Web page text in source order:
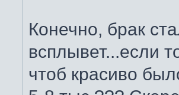
Конечно, брак
всплывет...если
чтоб красиво